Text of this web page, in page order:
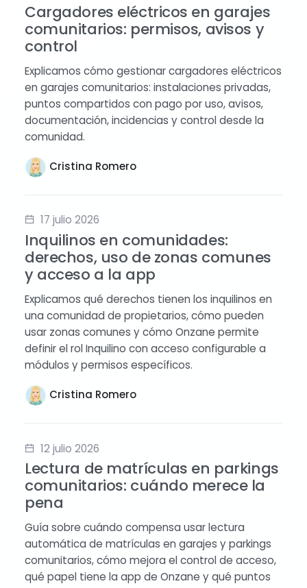
Cargadores eléctricos en garajes
comunitarios: permisos, avisos y
control
Explicamos cómo gestionar cargadores eléctricos
en garajes comunitarios: instalaciones privadas,
puntos compartidos con pago por uso, avisos,
documentación, incidencias y control desde la
comunidad.
Cristina Romero
17 julio 2026
Inquilinos en comunidades:
derechos, uso de zonas comunes
y acceso a la app
Explicamos qué derechos tienen los inquilinos en
una comunidad de propietarios, cómo pueden
usar zonas comunes y cómo Onzane permite
definir el rol Inquilino con acceso configurable a
módulos y permisos específicos.
Cristina Romero
12 julio 2026
Lectura de matrículas en parkings
comunitarios: cuándo merece la
pena
Guía sobre cuándo compensa usar lectura
automática de matrículas en garajes y parkings
comunitarios, cómo mejora el control de acceso,
qué papel tiene la app de Onzane y qué puntos